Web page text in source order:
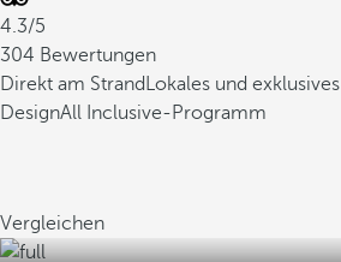
4.3/5
304 Bewertungen
Direkt am Strand Lokales und exklusives
DesignAll Inclusive-Programm
Vergleichen